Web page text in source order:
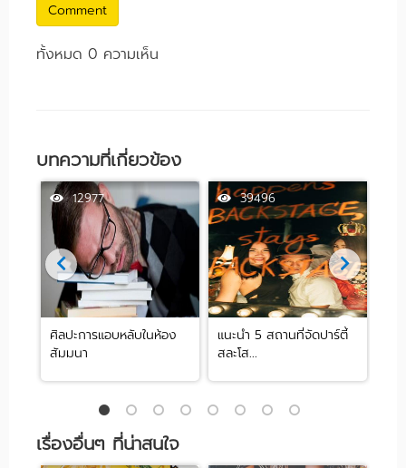
Comment
ทั้งหมด 0 ความเห็น
บทความที่เกี่ยวข้อง
12977
ศิลปะการแอบหลับในห้อง
สัมมนา
39496
แนะนำ 5 สถานที่จัดปาร์ตี้
สละโส...
เรื่องอื่นๆ ที่น่าสนใจ